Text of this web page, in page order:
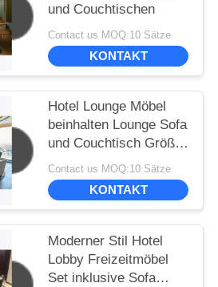
und Couchtischen
Contact us MOQ:10 Sätze
KONTAKT
Hotel Lounge Möbel
beinhalten Lounge Sofa
und Couchtisch Größe
3600*900*780
Contact us MOQ:10 Sätze
KONTAKT
Moderner Stil Hotel
Lobby Freizeitmöbel
Set inklusive Sofa